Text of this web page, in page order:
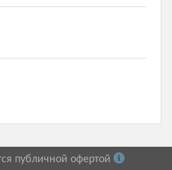
публичной офертой